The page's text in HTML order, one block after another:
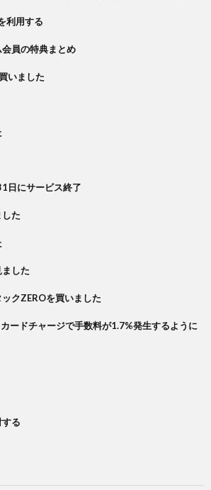
利用する
員の特典まとめ
いました
日にサービス終了
た
した
クZEROを買いました
ードチャージで手数料が1.7%発生するように
る